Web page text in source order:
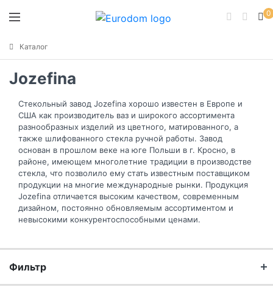
0
Каталог
Jozefina
Стекольный завод Jozefina хорошо известен в Европе и
США как производитель ваз и широкого ассортимента
разнообразных изделий из цветного, матированного, а
также шлифованного стекла ручной работы. Завод
основан в прошлом веке на юге Польши в г. Кросно, в
районе, имеющем многолетние традиции в производстве
стекла, что позволило ему стать известным поставщиком
продукции на многие международные рынки. Продукция
Jozefina отличается высоким качеством, современным
дизайном, постоянно обновляемым ассортиментом и
невысокими конкурентоспособными ценами.
Фильтр